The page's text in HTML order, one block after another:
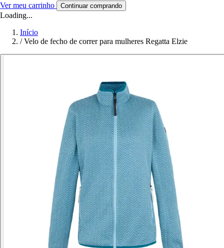
Ver meu carrinho Continuar comprando
Loading...
Início
/ Velo de fecho de correr para mulheres Regatta Elzie